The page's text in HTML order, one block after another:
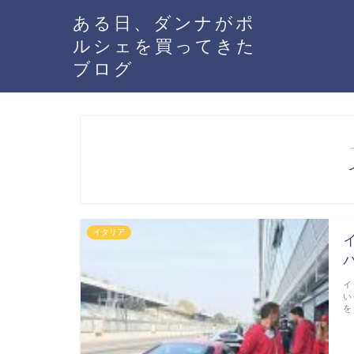
ある日、ダンナがポ
ルシェを買ってきた
ブログ
イタリア